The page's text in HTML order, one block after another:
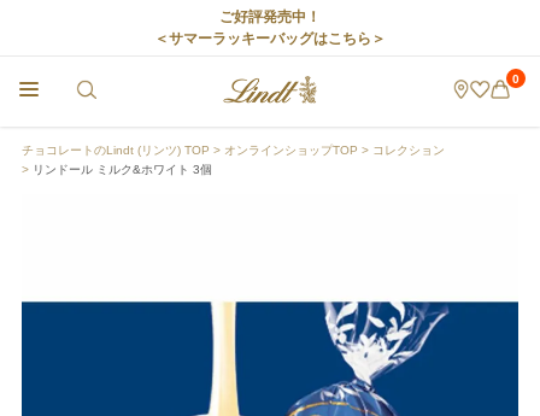
ご好評発売中！
＜サマーラッキーバッグはこちら＞
0
チョコレートのLindt (リンツ) TOP オンラインショップTOP
コレクション
リンドール ミルク&ホワイト 3個